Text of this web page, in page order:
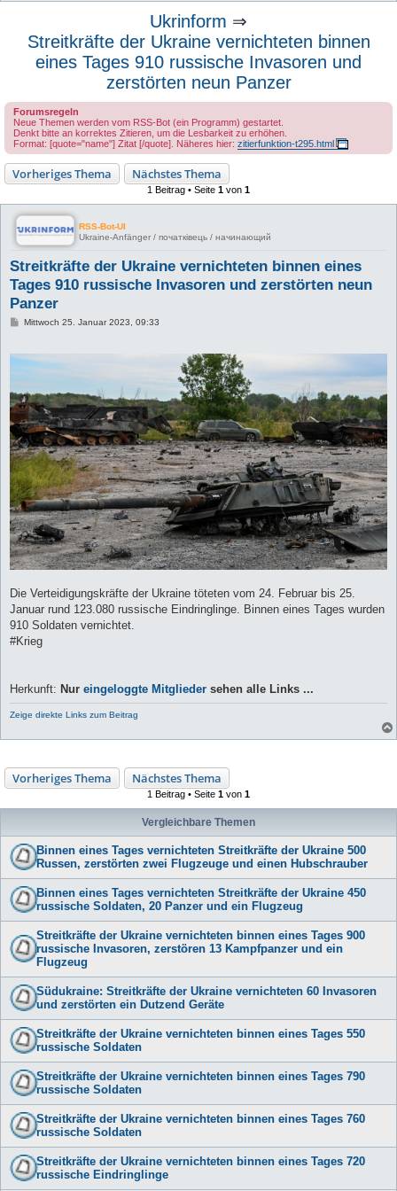
Ukrinform ⇒
Streitkräfte der Ukraine vernichteten binnen
eines Tages 910 russische Invasoren und
zerstörten neun Panzer
Forumsregeln
Neue Themen werden vom RSS-Bot (ein Programm) gestartet.
Denkt bitte an korrektes Zitieren, um die Lesbarkeit zu erhöhen.
Format: [quote="name"] Zitat [/quote]. Näheres hier: zitierfunktion-t295.html
Vorheriges Thema Nächstes Thema
1 Beitrag • Seite 1 von 1
RSS-Bot-UI
Ukraine-Anfänger / початківець / начинающий
Streitkräfte der Ukraine vernichteten binnen eines
Tages 910 russische Invasoren und zerstörten neun
Panzer
B
t
Mittwoch 25. Januar 2023, 09:33
Die Verteidigungskräfte der Ukraine töteten vom 24. Februar bis 25.
Januar rund 123.080 russische Eindringlinge. Binnen eines Tages wurden
910 Soldaten vernichtet.
#Krieg
Herkunft: Nur eingeloggte Mitglieder sehen alle Links ...
Zeige direkte Links zum Beitrag
Vorheriges Thema Nächstes Thema
1 Beitrag • Seite 1 von 1
Vergleichbare Themen
Binnen eines Tages vernichteten Streitkräfte der Ukraine 500
Russen, zerstörten zwei Flugzeuge und einen Hubschrauber
Binnen eines Tages vernichteten Streitkräfte der Ukraine 450
russische Soldaten, 20 Panzer und ein Flugzeug
Streitkräfte der Ukraine vernichteten binnen eines Tages 900
russische Invasoren, zerstören 13 Kampfpanzer und ein
Flugzeug
Südukraine: Streitkräfte der Ukraine vernichteten 60 Invasoren
und zerstörten ein Dutzend Geräte
Streitkräfte der Ukraine vernichteten binnen eines Tages 550
russische Soldaten
Streitkräfte der Ukraine vernichteten binnen eines Tages 790
russische Soldaten
Streitkräfte der Ukraine vernichteten binnen eines Tages 760
russische Soldaten
Streitkräfte der Ukraine vernichteten binnen eines Tages 720
russische Eindringlinge